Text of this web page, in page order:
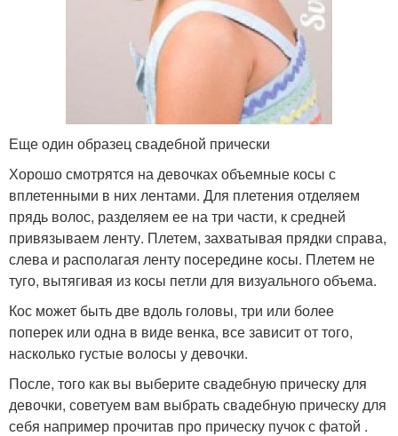
Еще один образец свадебной прически
Хорошо смотрятся на девочках объемные косы с
вплетенными в них лентами. Для плетения отделяем
прядь волос, разделяем ее на три части, к средней
привязываем ленту. Плетем, захватывая прядки справа,
слева и располагая ленту посередине косы. Плетем не
туго, вытягивая из косы петли для визуального объема.
Кос может быть две вдоль головы, три или более
поперек или одна в виде венка, все зависит от того,
насколько густые волосы у девочки.
После, того как вы выберите свадебную прическу для
девочки, советуем вам выбрать свадебную прическу для
себя например прочитав про прическу пучок с фатой .